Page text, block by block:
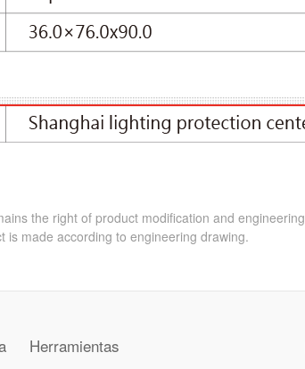
the right of product modification and engineering
made according to engineering drawing.
Herramientas